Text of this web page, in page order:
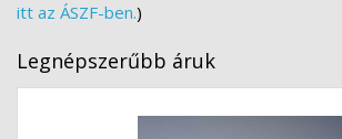
itt az ÁSZF-ben.)
Legnépszerűbb áruk